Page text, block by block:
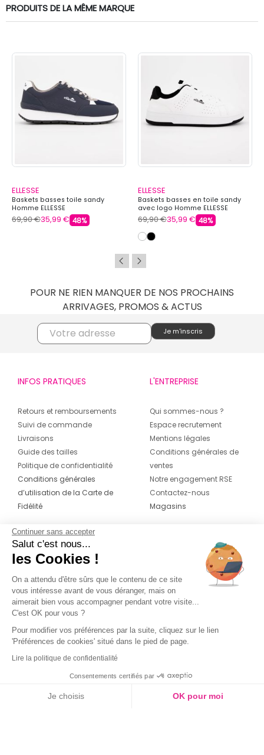
PRODUITS DE LA MÊME MARQUE
ELLESSE
Baskets basses toile sandy
Homme ELLESSE
69,90 €35,99 € 48%
ELLESSE
Baskets basses en toile sandy
avec logo Homme ELLESSE
69,90 €35,99 € 48%
POUR NE RIEN MANQUER DE NOS PROCHAINS
ARRIVAGES, PROMOS & ACTUS
INFOS PRATIQUES
Retours et remboursements
Suivi de commande
Livraisons
Guide des tailles
Politique de confidentialité
Conditions générales
d’utilisation de la Carte de
Fidélité
L'ENTREPRISE
Qui sommes-nous ?
Espace recrutement
Mentions légales
Conditions générales de
ventes
Notre engagement RSE
Contactez-nous
Magasins
CONTACT
04 42 20 78 42
Du lundi au jeudi de 8h30 à 16h30 & le
vendredi de 8h30 à 15h30
Continuer sans accepter
Salut c'est nous...
les Cookies !
On a attendu d'être sûrs que le contenu de ce site
vous intéresse avant de vous déranger, mais on
aimerait bien vous accompagner pendant votre visite...
C'est OK pour vous ?
Pour modifier vos préférences par la suite, cliquez sur le lien
'Préférences de cookies' situé dans le pied de page.
Lire la politique de confidentialité
Consentements certifiés par
Je choisis OK pour moi